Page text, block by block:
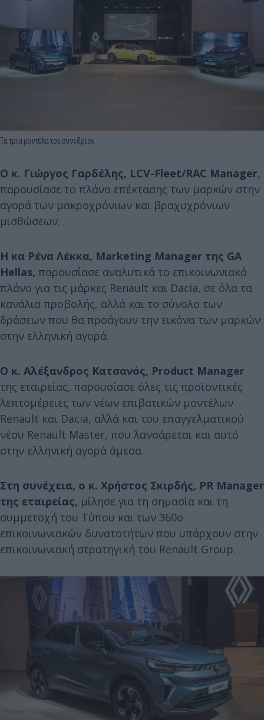
Τα τρία μοντέλα του συνεδρίου
Ο κ. Γιώργος Γαρδέλης, LCV-Fleet/RAC Manager,
παρουσίασε το πλάνο επέκτασης των μαρκών στην
αγορά των μακροχρόνιων και βραχυχρόνιων
μισθώσεων.
Η κα Ρένα Λέκκα, Marketing Manager της GA
Hellas, παρουσίασε αναλυτικά το επικοινωνιακό
πλάνο για τις μάρκες Renault και Dacia, σε όλα τα
κανάλια προβολής, αλλά και το σύνολο των
δράσεων που θα προάγουν την εικόνα των μαρκών
στην ελληνική αγορά.
Ο κ. Αλέξανδρος Κατσανός, Product Manager
της εταιρείας, παρουσίασε όλες τις προϊοντικές
λεπτομέρειες των νέων επιβατικών μοντέλων
Renault και Dacia, αλλά και του επαγγελματικού
νέου Renault Master, που λανσάρεται και αυτό
στην ελληνική αγορά άμεσα.
Στη συνέχεια, ο κ. Χρήστος Σκιρδής, PR Manager
της εταιρείας, μίλησε για τη σημασία και τη
συμμετοχή του Τύπου και των 360ο
επικοινωνιακών δυνατοτήτων που υπάρχουν στην
επικοινωνιακή στρατηγική του Renault Group.